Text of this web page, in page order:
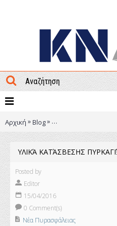
Αρχική »Blog» Υλικά κατάσβεσης
Posted by
Editor
15/04/2016
0 Comment(s)
Νέα Πυρασφάλειας